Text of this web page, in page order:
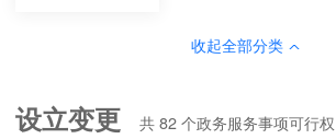
收起全部分类
设立变更 共82 个政务服务事项可行权